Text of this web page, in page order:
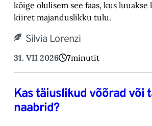
kõige olulisem see faas, kus luuakse
kiiret majanduslikku tulu.
Silvia Lorenzi
31. VII 2026 7minutit
Kas täiuslikud võõrad või
naabrid?